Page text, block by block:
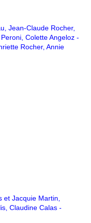
Jean-Claude Rocher,
Colette Angeloz -
Rocher, Annie
et Jacquie Martin,
Claudine Calas -